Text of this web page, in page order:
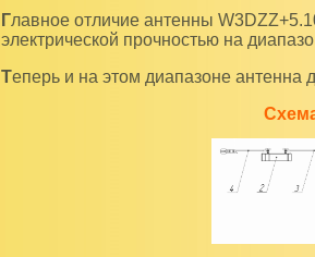
Главное отличие антенны W3DZZ+5.1000 - наличие новых трапов повышенной
электрической прочностью на
Теперь и на этом диапазоне антенна